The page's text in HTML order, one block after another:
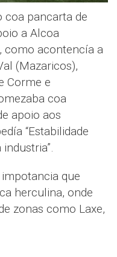
coa pancarta de
a Alcoa
como acontencía a
(Mazaricos),
Corme e
coa
apoio aos
“Estabilidade
que
herculina, onde
zonas como Laxe,